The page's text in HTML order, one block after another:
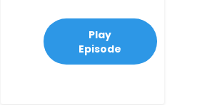
Play
Episode